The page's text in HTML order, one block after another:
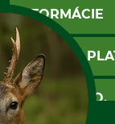
Kontakt
Katalógy
Newsletter
Nastavenia
INFORMÁCIE
Povinné údaje
Obchodné
Ochrana
Otváracie hodiny
SPÔSOBY
Dobierka
Platba vopred
GRUBE S.R.O.